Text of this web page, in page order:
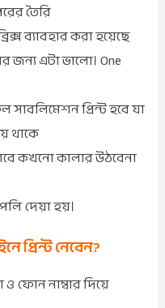
তৈরি
ব্যাবহার করা হয়েছে
জন্য এটা ভালো। One
প্রিন্ট হবে যা
থাকে
কখনো কালার উঠবেনা
দেয়া হয়।
প্রিন্ট নেবেন?
ফোন নাম্বার দিয়ে